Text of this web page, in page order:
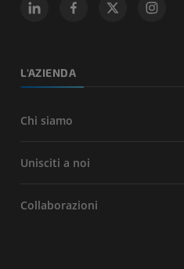
L'AZIENDA
Chi siamo
Unisciti a noi
Collaborazioni